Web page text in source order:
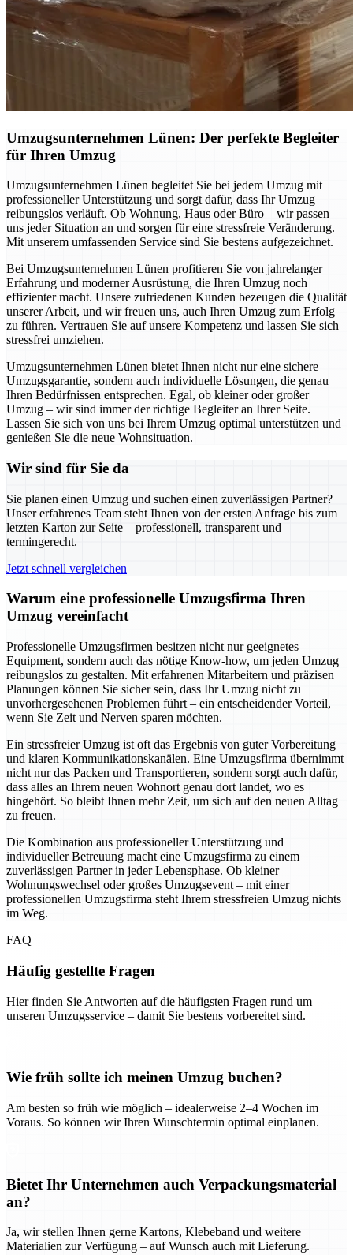
Umzugsunternehmen Lünen: Der perfekte Begleiter
für Ihren Umzug
Umzugsunternehmen Lünen begleitet Sie bei jedem Umzug mit
professioneller Unterstützung und sorgt dafür, dass Ihr Umzug
reibungslos verläuft. Ob Wohnung, Haus oder Büro – wir passen
uns jeder Situation an und sorgen für eine stressfreie Veränderung.
Mit unserem umfassenden Service sind Sie bestens aufgezeichnet.
Bei Umzugsunternehmen Lünen profitieren Sie von jahrelanger
Erfahrung und moderner Ausrüstung, die Ihren Umzug noch
effizienter macht. Unsere zufriedenen Kunden bezeugen die Qualität
unserer Arbeit, und wir freuen uns, auch Ihren Umzug zum Erfolg
zu führen. Vertrauen Sie auf unsere Kompetenz und lassen Sie sich
stressfrei umziehen.
Umzugsunternehmen Lünen bietet Ihnen nicht nur eine sichere
Umzugsgarantie, sondern auch individuelle Lösungen, die genau
Ihren Bedürfnissen entsprechen. Egal, ob kleiner oder großer
Umzug – wir sind immer der richtige Begleiter an Ihrer Seite.
Lassen Sie sich von uns bei Ihrem Umzug optimal unterstützen und
genießen Sie die neue Wohnsituation.
Wir sind für Sie da
Sie planen einen Umzug und suchen einen zuverlässigen Partner?
Unser erfahrenes Team steht Ihnen von der ersten Anfrage bis zum
letzten Karton zur Seite – professionell, transparent und
termingerecht.
Jetzt schnell vergleichen
Warum eine professionelle Umzugsfirma Ihren
Umzug vereinfacht
Professionelle Umzugsfirmen besitzen nicht nur geeignetes
Equipment, sondern auch das nötige Know-how, um jeden Umzug
reibungslos zu gestalten. Mit erfahrenen Mitarbeitern und präzisen
Planungen können Sie sicher sein, dass Ihr Umzug nicht zu
unvorhergesehenen Problemen führt – ein entscheidender Vorteil,
wenn Sie Zeit und Nerven sparen möchten.
Ein stressfreier Umzug ist oft das Ergebnis von guter Vorbereitung
und klaren Kommunikationskanälen. Eine Umzugsfirma übernimmt
nicht nur das Packen und Transportieren, sondern sorgt auch dafür,
dass alles an Ihrem neuen Wohnort genau dort landet, wo es
hingehört. So bleibt Ihnen mehr Zeit, um sich auf den neuen Alltag
zu freuen.
Die Kombination aus professioneller Unterstützung und
individueller Betreuung macht eine Umzugsfirma zu einem
zuverlässigen Partner in jeder Lebensphase. Ob kleiner
Wohnungswechsel oder großes Umzugsevent – mit einer
professionellen Umzugsfirma steht Ihrem stressfreien Umzug nichts
im Weg.
FAQ
Häufig gestellte Fragen
Hier finden Sie Antworten auf die häufigsten Fragen rund um
unseren Umzugsservice – damit Sie bestens vorbereitet sind.
Wie früh sollte ich meinen Umzug buchen?
Am besten so früh wie möglich – idealerweise 2–4 Wochen im
Voraus. So können wir Ihren Wunschtermin optimal einplanen.
Bietet Ihr Unternehmen auch Verpackungsmaterial
an?
Ja, wir stellen Ihnen gerne Kartons, Klebeband und weitere
Materialien zur Verfügung – auf Wunsch auch mit Lieferung.